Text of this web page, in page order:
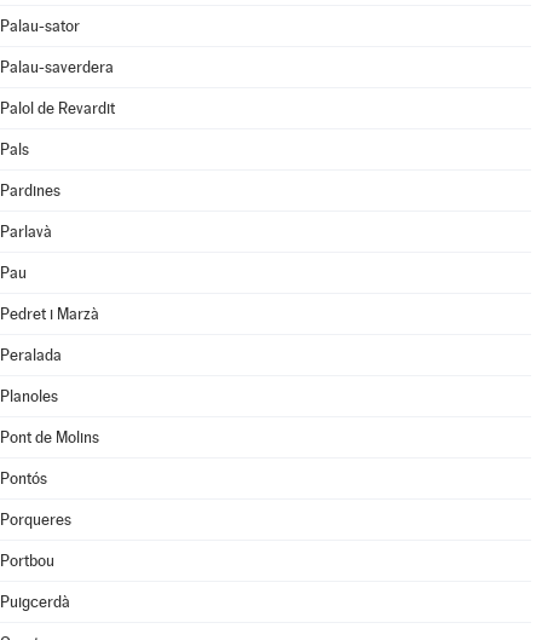
Palau-sator
Palau-saverdera
Palol de Revardit
Pals
Pardines
Parlavà
Pau
Pedret i Marzà
Peralada
Planoles
Pont de Molins
Pontós
Porqueres
Portbou
Puigcerdà